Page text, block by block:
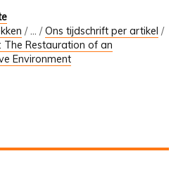
/… /Ons tijdschrift per artikel /
The Restauration of an
Environment